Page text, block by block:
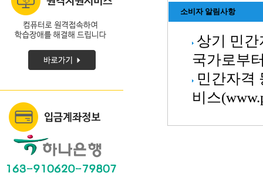
소비자 알림사항
상기 민
국가로부
민간자격
비스